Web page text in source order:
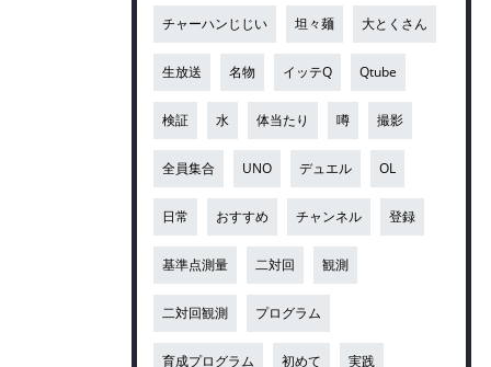
チャーハンじじい 坦々麺 大とくさん
生放送 名物 イッテQ Qtube
検証 水 体当たり 噂 撮影
全員集合 UNO デュエル OL
日常 おすすめ チャンネル 登録
基準点測量 二対回 観測
二対回観測 プログラム
育成プログラム 初めて 実践